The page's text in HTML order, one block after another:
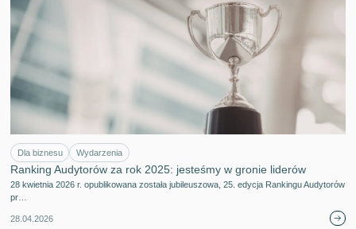
Dla biznesu Wydarzenia
Ranking Audytorów za rok 2025: jesteśmy w gronie liderów
28 kwietnia 2026 r. opublikowana została jubileuszowa, 25. edycja Rankingu Audytorów
pr…
28.04.2026